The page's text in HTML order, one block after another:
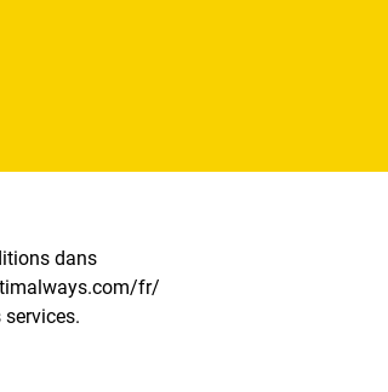
dans
fr/